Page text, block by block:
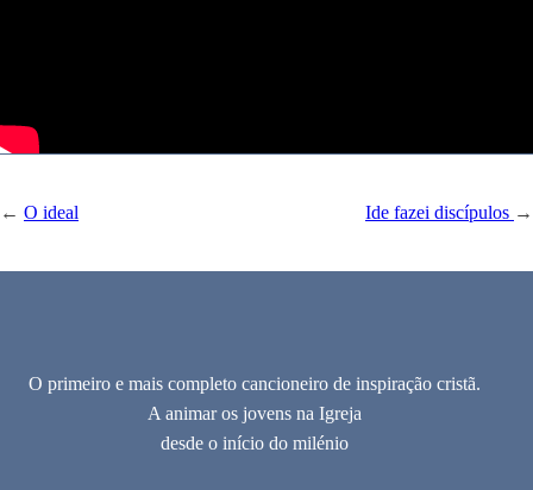
← O ideal Ide fazei discípulos →
O primeiro e mais completo cancioneiro de inspiração cristã.
A animar os jovens na Igreja
desde o início do milénio